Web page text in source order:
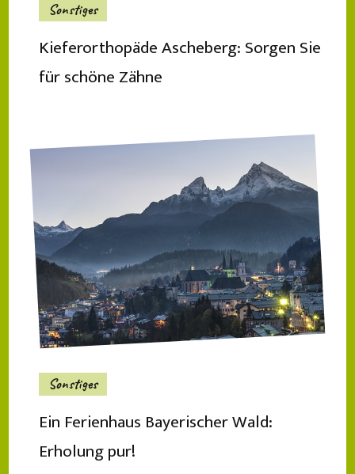
Sonstiges
Kieferorthopäde Ascheberg: Sorgen Sie
für schöne Zähne
Sonstiges
Ein Ferienhaus Bayerischer Wald:
Erholung pur!